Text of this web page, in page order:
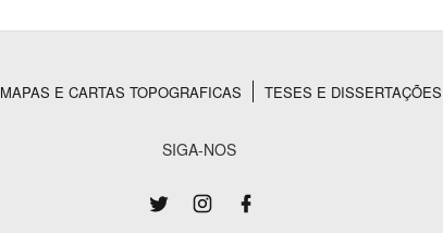
MAPAS E CARTAS TOPOGRAFICAS TESES E DISSERTAÇÕES
SIGA-NOS